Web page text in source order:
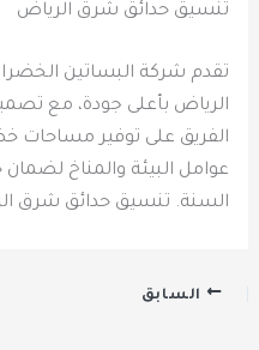
تنسيق حدائق شرق الرياض
تقدم شركة البساتين
الرياض بأعلى جودة، مع
الفريق على توفير مساحات
عوامل البيئة والمناخ
السنة. تنسيق حدائق شرق
السابق